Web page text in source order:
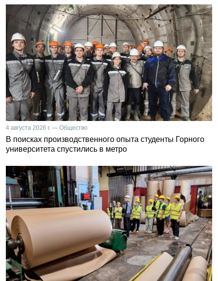
4 августа 2026 г. — Общество
В поисках производственного опыта студенты Горного
университета спустились в метро